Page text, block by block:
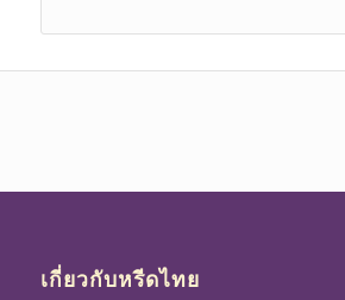
เกี่ยวกับหรีดไทย